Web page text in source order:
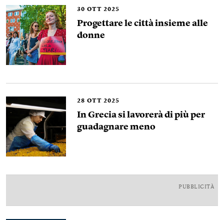
30 OTT 2025
Progettare le città insieme alle
donne
28 OTT 2025
In Grecia si lavorerà di più per
guadagnare meno
PUBBLICITÀ